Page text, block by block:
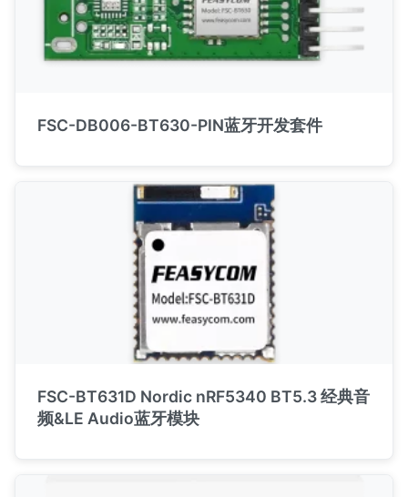
FSC-DB006-BT630-PIN蓝牙开发套件
FSC-BT631D Nordic nRF5340 BT5.3 经典音
频&LE Audio蓝牙模块